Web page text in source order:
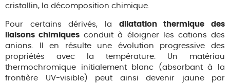
cristallin, la décomposition chimique.
Pour certains dérivés, la dilatation thermique des
liaisons chimiques conduit à éloigner les cations des
anions. Il en résulte une évolution progressive des
propriétés avec la température. Un matériau
thermochromique initialement blanc (absorbant à la
frontière UV-visible) peut ainsi devenir jaune par